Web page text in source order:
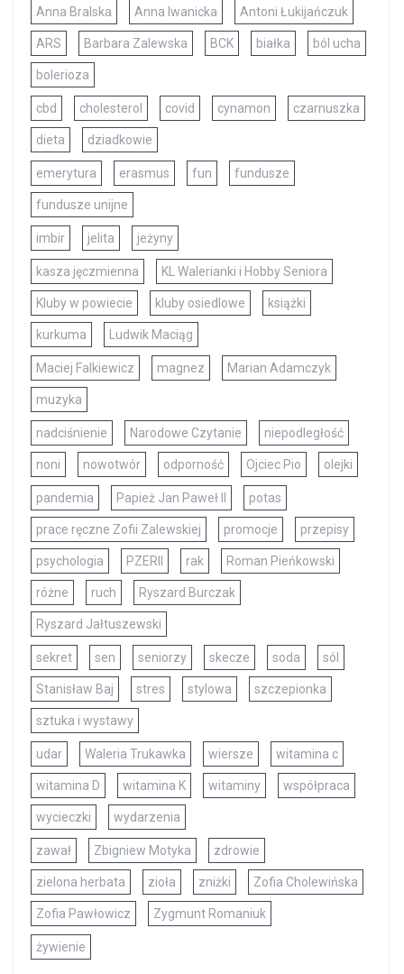
Anna Bralska Anna Iwanicka Antoni Łukijańczuk
ARS Barbara Zalewska BCK białka ból ucha
bolerioza
cbd cholesterol covid cynamon czarnuszka
dieta dziadkowie
emerytura erasmus fun fundusze
fundusze unijne
imbir jelita jeżyny
kasza jęczmienna KL Walerianki i Hobby Seniora
Kluby w powiecie kluby osiedlowe książki
kurkuma Ludwik Maciąg
Maciej Falkiewicz magnez Marian Adamczyk
muzyka
nadciśnienie Narodowe Czytanie niepodległość
noni nowotwór odporność Ojciec Pio olejki
pandemia Papież Jan Paweł II potas
prace ręczne Zofii Zalewskiej promocje przepisy
psychologia PZERII rak Roman Pieńkowski
różne ruch Ryszard Burczak
Ryszard Jałtuszewski
sekret sen seniorzy skecze soda sól
Stanisław Baj stres stylowa szczepionka
sztuka i wystawy
udar Waleria Trukawka wiersze witamina c
witamina D witamina K witaminy współpraca
wycieczki wydarzenia
zawał Zbigniew Motyka zdrowie
zielona herbata zioła zniżki Zofia Cholewińska
Zofia Pawłowicz Zygmunt Romaniuk
żywienie